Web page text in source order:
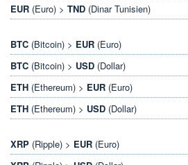
EUR (Euro) > TND (Dinar Tunisien)
BTC (Bitcoin) > EUR (Euro)
BTC (Bitcoin) > USD (Dollar)
ETH (Ethereum) > EUR (Euro)
ETH (Ethereum) > USD (Dollar)
XRP (Ripple) > EUR (Euro)